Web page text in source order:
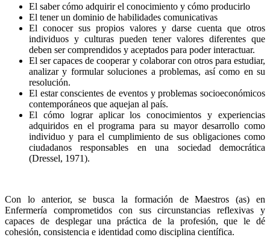
El saber cómo adquirir el conocimiento y cómo producirlo
El tener un dominio de habilidades comunicativas
El conocer sus propios valores y darse cuenta que otros
individuos y culturas pueden tener valores diferentes que
deben ser comprendidos y aceptados para poder interactuar.
El ser capaces de cooperar y colaborar con otros para estudiar,
analizar y formular soluciones a problemas, así como en su
resolución.
El estar conscientes de eventos y problemas socioeconómicos
contemporáneos que aquejan al país.
El cómo lograr aplicar los conocimientos y experiencias
adquiridos en el programa para su mayor desarrollo como
individuo y para el cumplimiento de sus obligaciones como
ciudadanos responsables en una sociedad democrática
(Dressel, 1971).
Con lo anterior, se busca la formación de Maestros (as) en
Enfermería comprometidos con sus circunstancias reflexivas y
capaces de desplegar una práctica de la profesión, que le dé
cohesión, consistencia e identidad como disciplina científica.